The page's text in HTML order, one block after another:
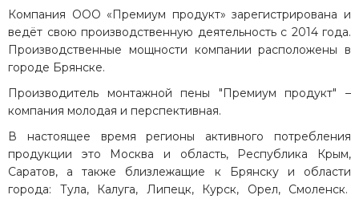
Компания ООО «Премиум продукт» зарегистрирована и
ведёт свою производственную деятельность с 2014 года.
Производственные мощности компании расположены в
городе Брянске.
Производитель монтажной пены "Премиум продукт" –
компания молодая и перспективная.
В настоящее время регионы активного потребления
продукции это Москва и область, Республика Крым,
Саратов, а также близлежащие к Брянску и области
города: Тула, Калуга, Липецк, Курск, Орел, Смоленск.